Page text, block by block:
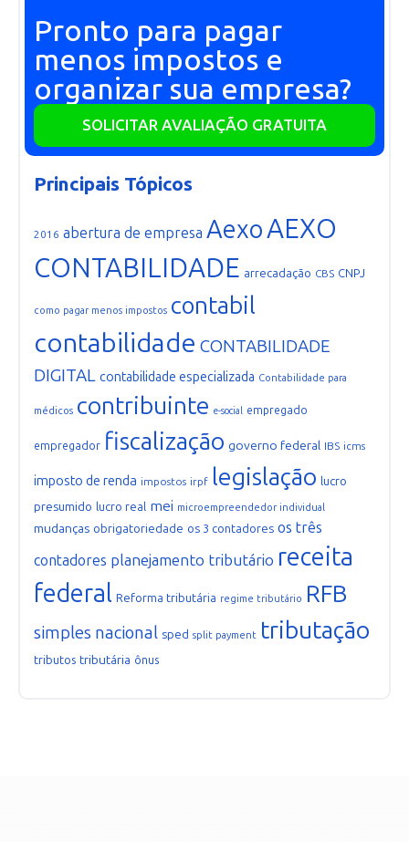
Pronto para pagar
menos impostos e
organizar sua empresa?
SOLICITAR AVALIAÇÃO GRATUITA
Principais Tópicos
2016 abertura de empresa AexoAEXO
CONTABILIDADE arrecadação CBS CNPJ
como pagar menos impostos contabil
contabilidade CONTABILIDADE
DIGITAL contabilidade especializada Contabilidade para
médicos contribuinte e-social empregado
empregador fiscalização governo federal IBS icms
imposto de renda impostos irpf legislação lucro
presumido lucro real mei microempreendedor individual
mudanças obrigatoriedade os 3 contadores os três
contadores planejamento tributário receita
federal Reforma tributária regime tributário RFB
simples nacional sped split payment tributação
tributos tributária ônus